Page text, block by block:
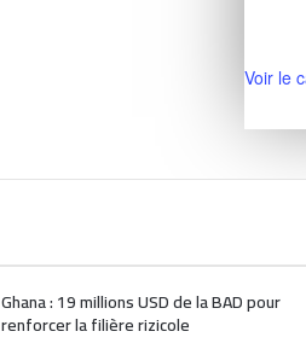
Voir le
Ghana : 19 millions USD de la BAD pour
renforcer la filière rizicole